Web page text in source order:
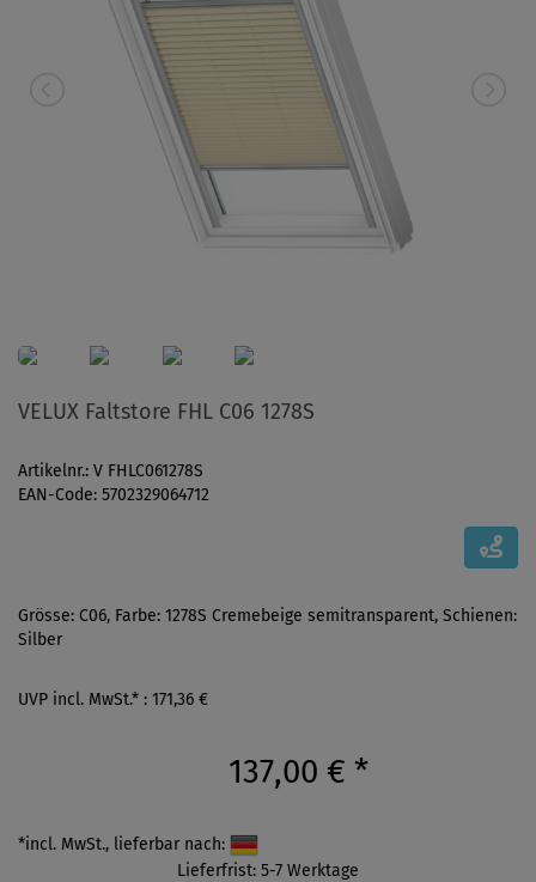
VELUX Faltstore FHL C06 1278S
Artikelnr.: V FHLC061278S
EAN-Code: 5702329064712
Grösse: C06, Farbe: 1278S Cremebeige semitransparent, Schienen:
Silber
UVP incl. MwSt.* : 171,36 €
137,00 € *
*incl. MwSt., lieferbar nach:
Lieferfrist: 5-7 Werktage